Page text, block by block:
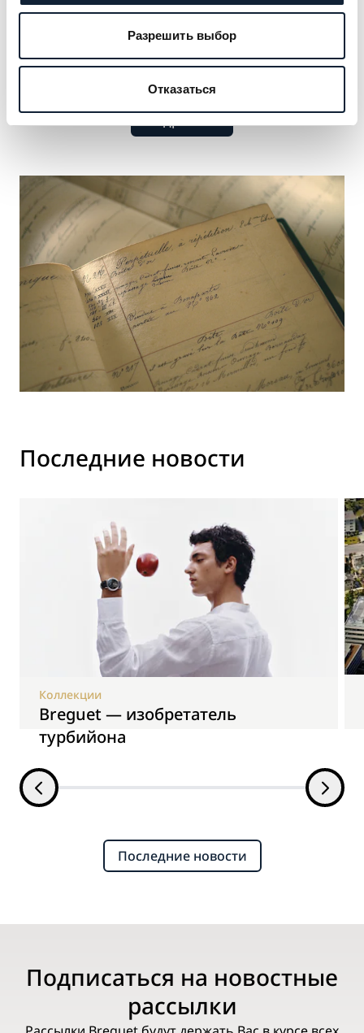
Разрешить выбор
Отказаться
клиентуры — от монархов до культурных икон.
Откройте для себя прославленные имена,
сформировавшие наше наследие, и
Последние новости
Breguet — изобретатель
турбийона
Коллекции
Последние новости
Подписаться на новостные
рассылки